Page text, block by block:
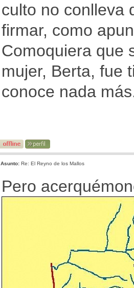
culto no conlleva
firmar, como
Comoquiera que
mujer, Berta, fue
conoce nada
Asunto: Re: El Reyno de los Mallos
Pero